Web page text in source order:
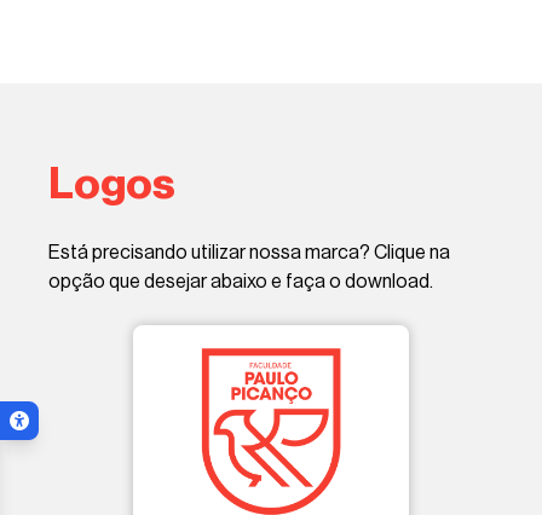
menu
Menu de acessibilidade
Logos
Está precisando utilizar nossa marca? Clique na
opção que desejar abaixo e faça o download.